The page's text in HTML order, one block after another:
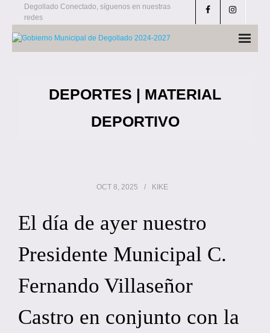
Skip
content
Degollado Conectado, síguenos en nuestras
redes
DEPORTES | MATERIAL
DEPORTIVO
OCT 8, 2025 KIKE
El día de ayer nuestro
Presidente Municipal C.
Fernando Villaseñor
Castro en conjunto con la